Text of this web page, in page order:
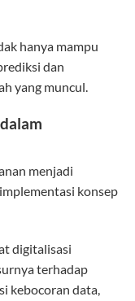
hanya mampu
dan
yang muncul.
menjadi
konsep
digitalisasi
terhadap
kebocoran data,